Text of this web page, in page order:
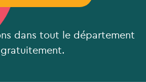
dans tout le département
gratuitement.